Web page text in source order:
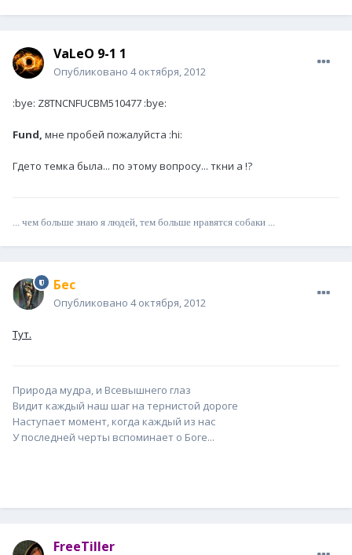
VaLeO 9-1 1
Опубликовано 4 октября, 2012
:bye: Z8TNCNFUCBM510477 :bye:
Fund, мне пробей пожалуйста :hi:
Гдето темка была... по этому вопросу... ткни а !?
... чем больше знаю я людей, тем больше нравятся собаки ...
Бес
Опубликовано 4 октября, 2012
Тут.
Природа мудра, и Всевышнего глаз
Видит каждый наш шаг на тернистой дороге
Наступает момент, когда каждый из нас
У последней черты вспоминает о Боге...
FreeTiller